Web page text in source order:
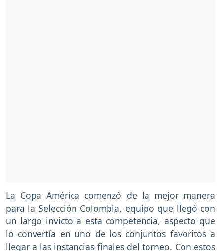
La Copa América comenzó de la mejor manera
para la Selección Colombia, equipo que llegó con
un largo invicto a esta competencia, aspecto que
lo convertía en uno de los conjuntos favoritos a
llegar a las instancias finales del torneo. Con estos